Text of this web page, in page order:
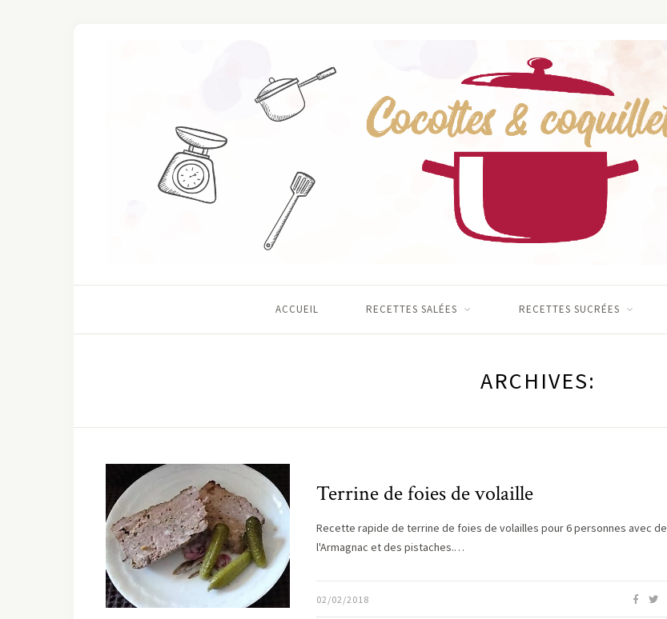
ACCUEIL RECETTES SALÉES RECETTES SUCRÉES
ARCHIVES:
Terrine de foies de volaille
Recette rapide de terrine de foies de volailles pour 6 personnes avec de
l'Armagnac et des pistaches.…
02/02/2018